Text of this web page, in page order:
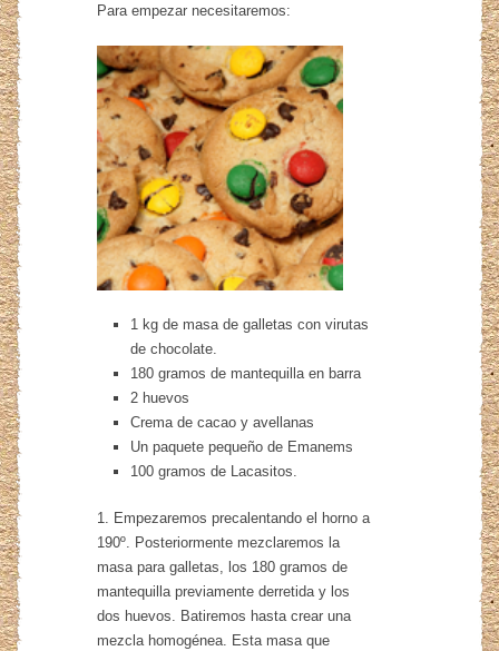
Para empezar necesitaremos:
1 kg de masa de galletas con virutas
de chocolate.
180 gramos de mantequilla en barra
2 huevos
Crema de cacao y avellanas
Un paquete pequeño de Emanems
100 gramos de Lacasitos.
1. Empezaremos precalentando el horno a
190º. Posteriormente mezclaremos la
masa para galletas, los 180 gramos de
mantequilla previamente derretida y los
dos huevos. Batiremos hasta crear una
mezcla homogénea. Esta masa que